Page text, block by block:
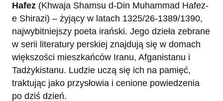
Hafez (Khwaja Shamsu d-Din Muhammad Hafez-
e Shirazi) – żyjący w latach 1325/26-1389/1390,
najwybitniejszy poeta irański. Jego dzieła zebrane
w serii literatury perskiej znajdują się w domach
większości mieszkańców Iranu, Afganistanu i
Tadżykistanu. Ludzie uczą się ich na pamięć,
traktując jako przysłowia i cenione powiedzenia
po dziś dzień.